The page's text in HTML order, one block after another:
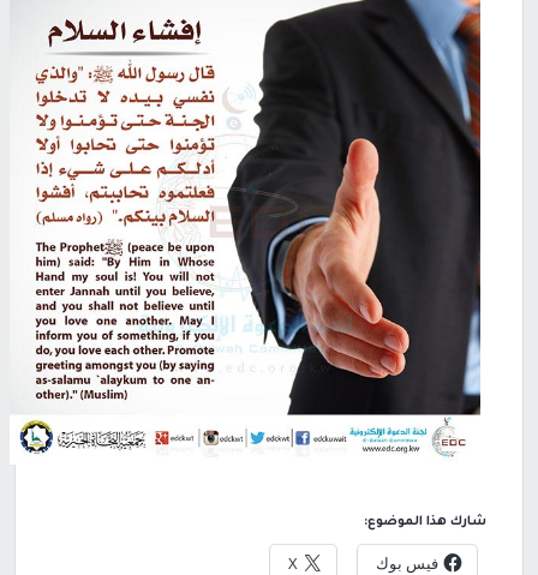
شارك هذا الموضوع:
فيس بوك X